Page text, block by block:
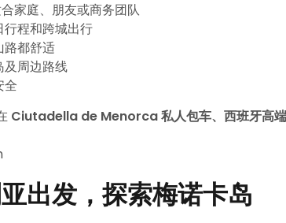
家庭、朋友或商务团队
程和跨城出行
路都舒适
及周边路线
全
Ciutadella de Menorca 私人包车、西班牙高
出发，探索梅诺卡岛